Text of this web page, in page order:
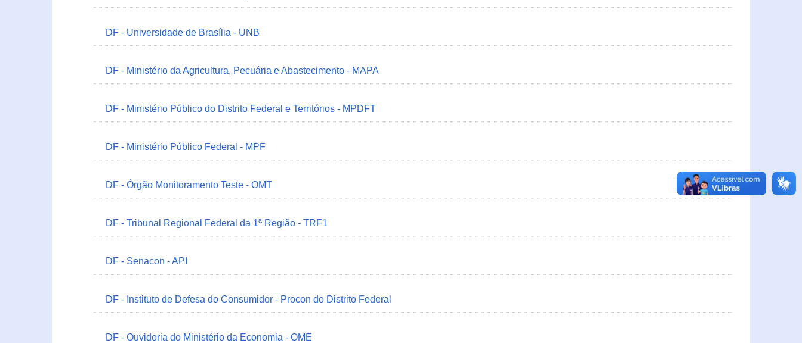
DF - Universidade de Brasília - UNB
DF - Ministério da Agricultura, Pecuária e Abastecimento - MAPA
DF - Ministério Público do Distrito Federal e Territórios - MPDFT
DF - Ministério Público Federal - MPF
DF - Órgão Monitoramento Teste - OMT
DF - Tribunal Regional Federal da 1ª Região - TRF1
DF - Senacon - API
DF - Instituto de Defesa do Consumidor - Procon do Distrito Federal
DF - Ouvidoria do Ministério da Economia - OME